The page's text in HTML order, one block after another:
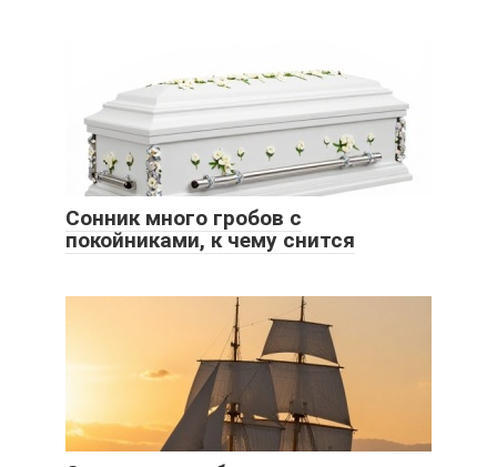
Сонник много гробов с
покойниками, к чему снится